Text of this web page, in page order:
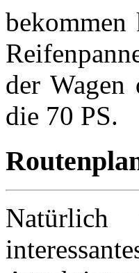
der Wagen
die 70 PS.